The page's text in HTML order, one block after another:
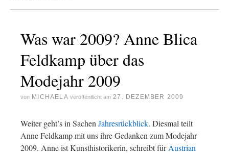
Was war 2009? Anne Blica
Feldkamp über das
Modejahr 2009
von MICHAELA veröffentlicht am 27. DEZEMBER 2009
Weiter geht’s in Sachen Jahresrückblick. Diesmal teilt
Anne Feldkamp mit uns ihre Gedanken zum Modejahr
2009. Anne ist Kunsthistorikerin, schreibt fürAustrian